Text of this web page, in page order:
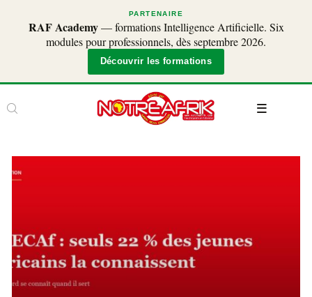
PARTENAIRE
RAF Academy— formations Intelligence Artificielle. Six
modules pour professionnels, dès septembre 2026.
Découvrir les formations